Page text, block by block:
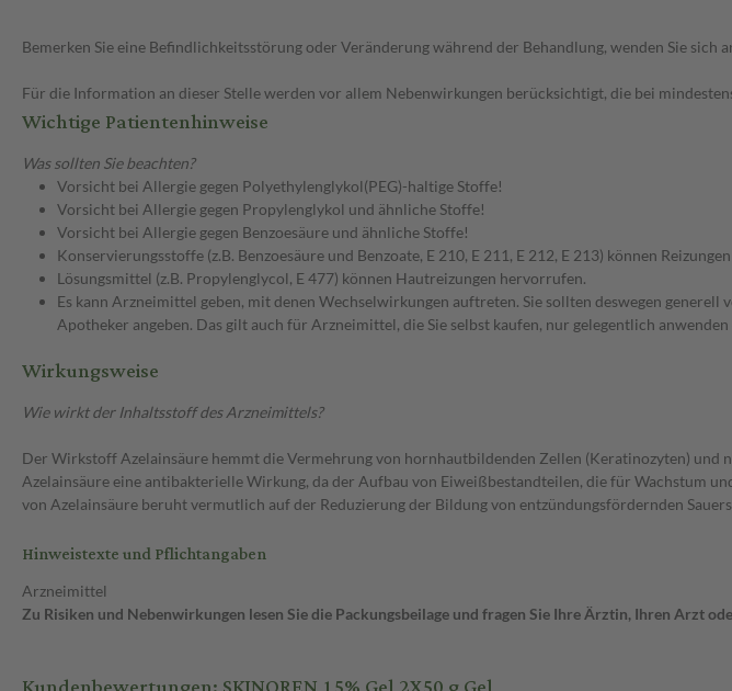
Bemerken Sie eine Befindlichkeitsstörung oder Veränderung während der Behandlung, wenden Sie sich
Für die Information an dieser Stelle werden vor allem Nebenwirkungen berücksichtigt, die bei
Wichtige Patientenhinweise
Was sollten Sie beachten?
Vorsicht bei Allergie gegen Polyethylenglykol(PEG)-haltige Stoffe!
Vorsicht bei Allergie gegen Propylenglykol und ähnliche Stoffe!
Vorsicht bei Allergie gegen Benzoesäure und ähnliche Stoffe!
Konservierungsstoffe (z.B. Benzoesäure und Benzoate, E 210, E 211, E 212, E 213) können
Lösungsmittel (z.B. Propylenglycol, E 477) können Hautreizungen hervorrufen.
Es kann Arzneimittel geben, mit denen Wechselwirkungen auftreten. Sie sollten deswegen
Apotheker angeben. Das gilt auch für Arzneimittel, die Sie selbst kaufen, nur gelegentlich
Wirkungsweise
Wie wirkt der Inhaltsstoff des Arzneimittels?
Der Wirkstoff Azelainsäure hemmt die Vermehrung von hornhautbildenden Zellen (Keratinozyten)
Azelainsäure eine antibakterielle Wirkung, da der Aufbau von Eiweißbestandteilen, die für Wachstum
von Azelainsäure beruht vermutlich auf der Reduzierung der Bildung von entzündungsfördernden
Hinweistexte und Pflichtangaben
Arzneimittel
Zu Risiken und Nebenwirkungen lesen Sie die Packungsbeilage und fragen Sie Ihre Ärztin, Ihren Arzt